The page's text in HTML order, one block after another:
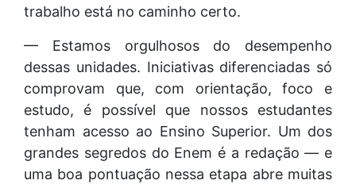
trabalho está no caminho certo.
— Estamos orgulhosos do desempenho
dessas unidades. Iniciativas diferenciadas só
comprovam que, com orientação, foco e
estudo, é possível que nossos estudantes
tenham acesso ao Ensino Superior. Um dos
grandes segredos do Enem é a redação — e
uma boa pontuação nessa etapa abre muitas